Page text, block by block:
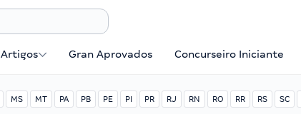
Artigos Gran Aprovados Concurseiro Iniciante
MS MT PA PB PE PI PR RJ RN RO RR RS SC